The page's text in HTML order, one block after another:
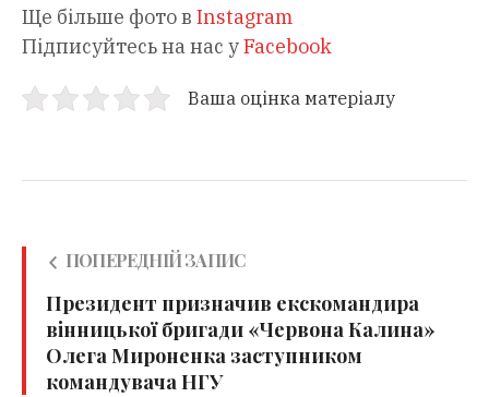
Ще більше фото в Instagram
Підписуйтесь на нас уFacebook
Ваша оцінка матеріалу
ПОПЕРЕДНІЙ ЗАПИС
Президент призначив екскомандира
вінницької бригади «Червона Калина»
Олега Мироненка заступником
командувача НГУ